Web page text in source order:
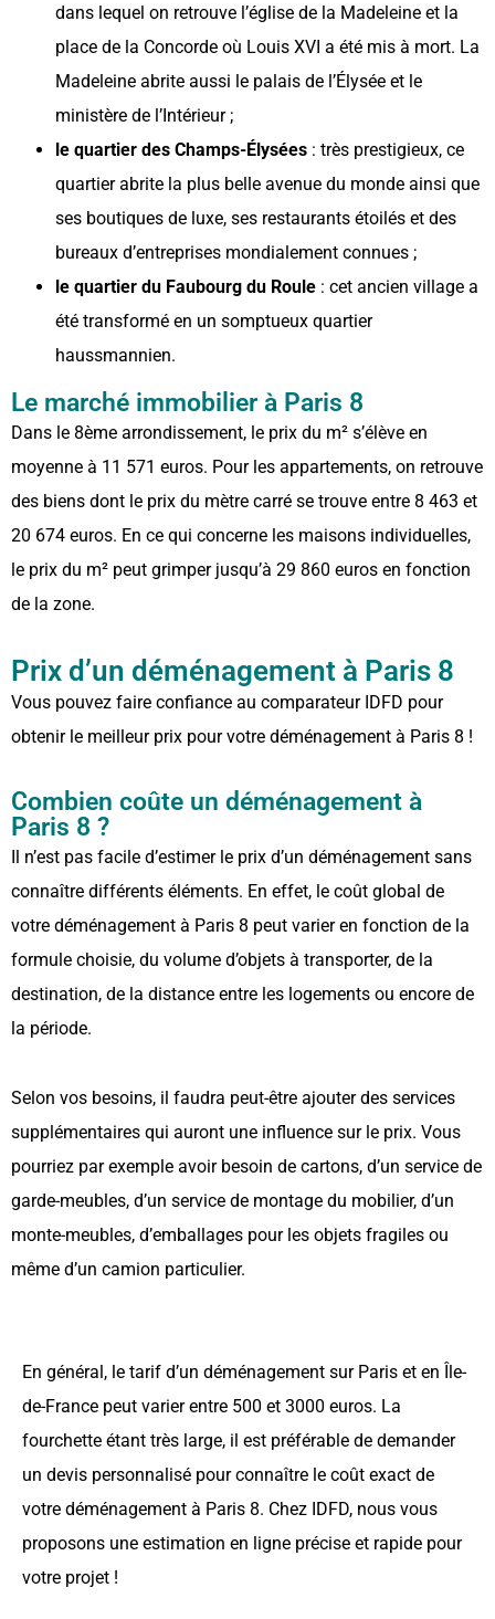
dans lequel on retrouve l’église de la Madeleine et la
place de la Concorde où Louis XVI a été mis à mort. La
Madeleine abrite aussi le palais de l’Élysée et le
ministère de l’Intérieur ;
le quartier des Champs-Élysées : très prestigieux, ce
quartier abrite la plus belle avenue du monde ainsi que
ses boutiques de luxe, ses restaurants étoilés et des
bureaux d’entreprises mondialement connues ;
le quartier du Faubourg du Roule : cet ancien village a
été transformé en un somptueux quartier
haussmannien.
Le marché immobilier à Paris 8
Dans le 8ème arrondissement, le prix du m² s’élève en
moyenne à 11 571 euros. Pour les appartements, on retrouve
des biens dont le prix du mètre carré se trouve entre 8 463 et
20 674 euros. En ce qui concerne les maisons individuelles,
le prix du m² peut grimper jusqu’à 29 860 euros en fonction
de la zone.
Prix d’un déménagement à Paris 8
Vous pouvez faire confiance au comparateur IDFD pour
obtenir le meilleur prix pour votre déménagement à Paris 8 !
Combien coûte un déménagement à
Paris 8 ?
Il n’est pas facile d’estimer le prix d’un déménagement sans
connaître différents éléments. En effet, le coût global de
votre déménagement à Paris 8 peut varier en fonction de la
formule choisie, du volume d’objets à transporter, de la
destination, de la distance entre les logements ou encore de
la période.
Selon vos besoins, il faudra peut-être ajouter des services
supplémentaires qui auront une influence sur le prix. Vous
pourriez par exemple avoir besoin de cartons, d’un service de
garde-meubles, d’un service de montage du mobilier, d’un
monte-meubles, d’emballages pour les objets fragiles ou
même d’un camion particulier.
En général, le tarif d’un déménagement sur Paris et en Île-
de-France peut varier entre 500 et 3000 euros. La
fourchette étant très large, il est préférable de demander
un devis personnalisé pour connaître le coût exact de
votre déménagement à Paris 8. Chez IDFD, nous vous
proposons une estimation en ligne précise et rapide pour
votre projet !